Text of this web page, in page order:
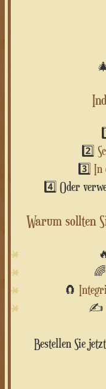
2️⃣
3️⃣ In
4️⃣ Oder
Warum sollten
🌈
🧲
✍️
Bestellen Sie jetzt